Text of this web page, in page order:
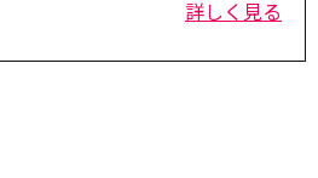
詳しく見る